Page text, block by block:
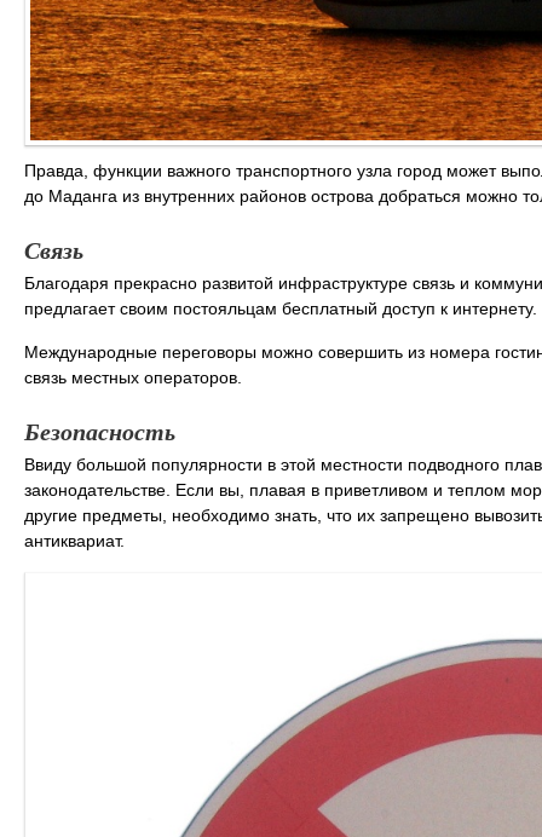
Правда, функции важного транспортного узла город может
до Маданга из внутренних районов острова добраться можно
Связь
Благодаря прекрасно развитой инфраструктуре связь и
предлагает своим постояльцам бесплатный доступ к интернету.
Международные переговоры можно совершить из номера
связь местных операторов.
Безопасность
Ввиду большой популярности в этой местности подводного
законодательстве. Если вы, плавая в приветливом и теплом
другие предметы, необходимо знать, что их запрещено
антиквариат.